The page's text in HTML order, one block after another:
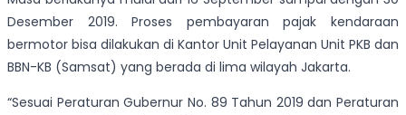
Desember 2019. Proses pembayaran pajak kendaraan
bermotor bisa dilakukan di Kantor Unit Pelayanan Unit PKB dan
BBN-KB (Samsat) yang berada di lima wilayah Jakarta.
“Sesuai Peraturan Gubernur No. 89 Tahun 2019 dan Peraturan